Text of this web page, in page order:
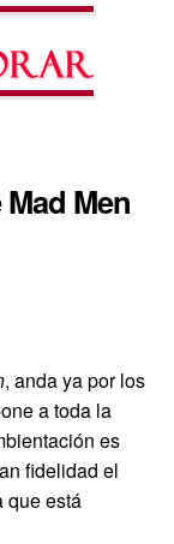
Men
, anda ya por los
a toda la
es
fidelidad el
que está